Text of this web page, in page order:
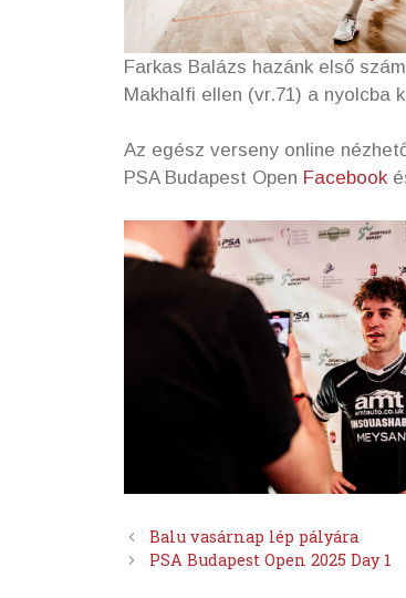
Farkas Balázs hazánk első
Makhalfi ellen (vr.71) a nyolcba
Az egész verseny online
PSA Budapest Open Facebook
Balu vasárnap lép pályára
PSA Budapest Open 2025 Day 1